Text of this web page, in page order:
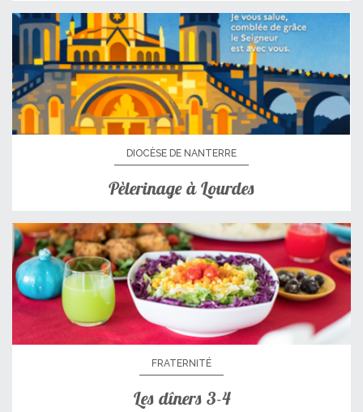
DIOCÈSE DE NANTERRE
Pèlerinage à Lourdes
FRATERNITÉ
Les dîners 3-4